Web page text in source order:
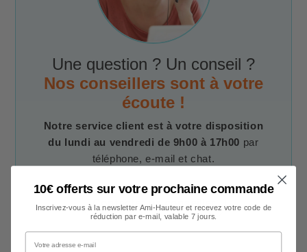
Une question ? Un conseil ?
Nos conseillers sont à votre
écoute !
Notre service client est à votre disposition
du lundi au vendredi de 9h00 à 17h00 par
téléphone, e-mail et chat.
Contacter un conseiller
10€ offerts sur votre prochaine commande
Inscrivez-vous à la newsletter Ami-Hauteur et recevez votre code de
réduction par e-mail, valable 7 jours.
Votre adresse e-mail